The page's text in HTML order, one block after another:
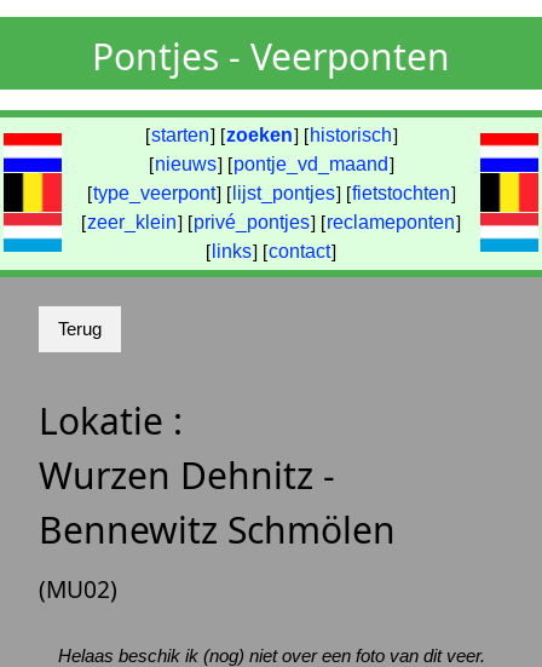
Pontjes - Veerponten
[starten] [zoeken] [ historisch]
[nieuws] [pontje_vd_maand]
[type_veerpont] [ lijst_pontjes] [fietstochten]
[zeer_klein] [privé_pontjes] [reclameponten]
[ links] [contact]
Lokatie :
Wurzen Dehnitz -
Bennewitz Schmölen
(MU02)
Helaas beschik ik (nog) niet over een foto van dit veer.